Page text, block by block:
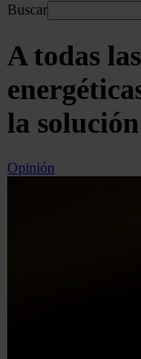
Buscar
A todas
la solución
Opinión